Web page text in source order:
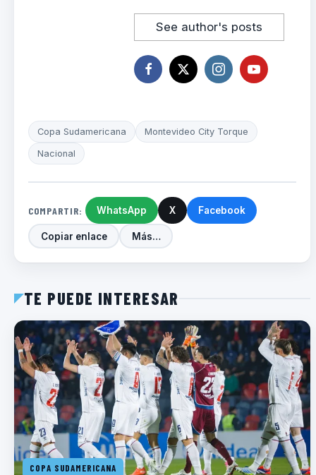
See author's posts
Copa Sudamericana Montevideo City Torque
Nacional
COMPARTIR: WhatsApp X Facebook
Copiar enlace Más…
TE PUEDE INTERESAR
COPA SUDAMERICANA